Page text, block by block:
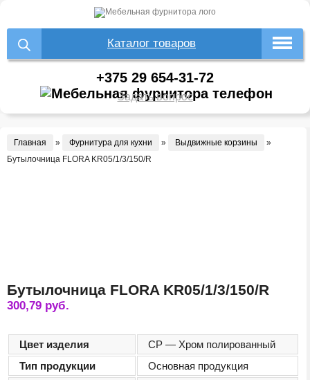
Каталог товаров
+375 29 654-31-72
Задать вопрос
Главная » Фурнитура для кухни » Выдвижные корзины
»
Бутылочница FLORA KR05/1/3/150/R
Бутылочница FLORA KR05/1/3/150/R
300,79 руб.
Цвет изделия
CP — Хром полированный
Тип продукции
Основная продукция